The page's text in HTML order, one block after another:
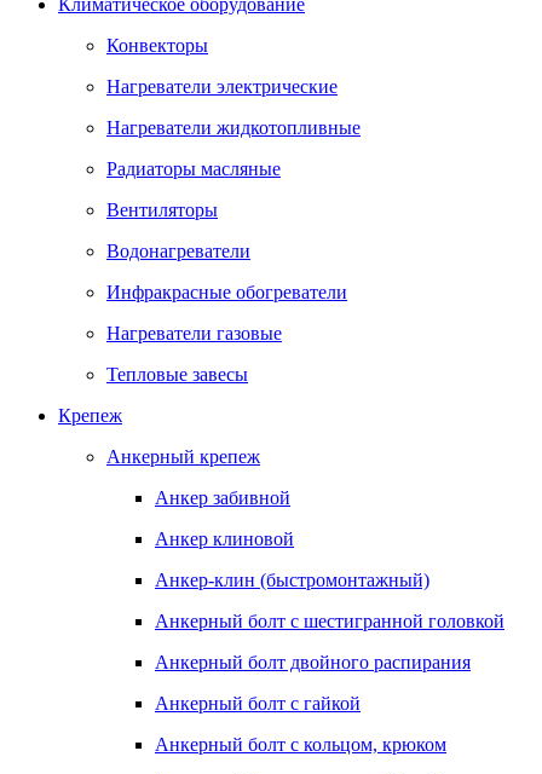
Климатическое оборудование
Конвекторы
Нагреватели электрические
Нагреватели жидкотопливные
Радиаторы масляные
Вентиляторы
Водонагреватели
Инфракрасные обогреватели
Нагреватели газовые
Тепловые завесы
Крепеж
Анкерный крепеж
Анкер забивной
Анкер клиновой
Анкер-клин (быстромонтажный)
Анкерный болт с шестигранной головкой
Анкерный болт двойного распирания
Анкерный болт с гайкой
Анкерный болт с кольцом, крюком